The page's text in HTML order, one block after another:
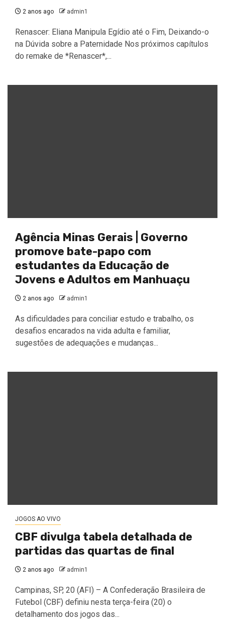
2 anos ago admin1
Renascer: Eliana Manipula Egídio até o Fim, Deixando-o
na Dúvida sobre a Paternidade Nos próximos capítulos
do remake de *Renascer*,...
Agência Minas Gerais | Governo
promove bate-papo com
estudantes da Educação de
Jovens e Adultos em Manhuaçu
2 anos ago admin1
As dificuldades para conciliar estudo e trabalho, os
desafios encarados na vida adulta e familiar,
sugestões de adequações e mudanças...
JOGOS AO VIVO
CBF divulga tabela detalhada de
partidas das quartas de final
2 anos ago admin1
Campinas, SP, 20 (AFI) – A Confederação Brasileira de
Futebol (CBF) definiu nesta terça-feira (20) o
detalhamento dos jogos das...